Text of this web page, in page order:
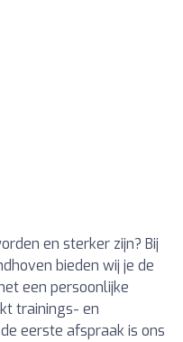
en sterker zijn? Bij
bieden wij je de
een persoonlijke
trainings- en
eerste afspraak is ons